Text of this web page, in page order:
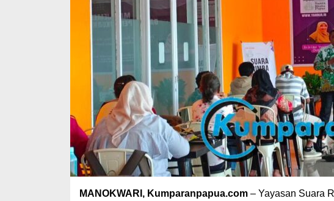
MANOKWARI, Kumparanpapua.com– Yayasan Suara